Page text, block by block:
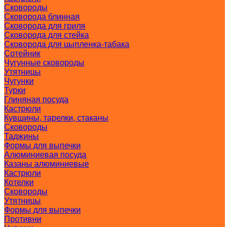
Сковороды
Сковорода блинная
Сковорода для гриля
Сковорода для стейка
Сковорода для цыпленка-табака
Сотейник
Чугунные сковороды
Утятницы
Чугунки
Турки
Глиняная посуда
Кастрюли
Кувшины, тарелки, стаканы
Сковороды
Таджины
Формы для выпечки
Алюминиевая посуда
Казаны алюминиевые
Кастрюли
Котелки
Сковороды
Утятницы
Формы для выпечки
Противни